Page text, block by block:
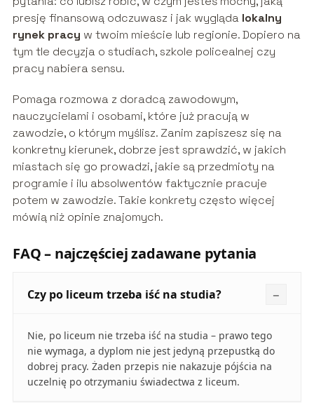
presję finansową odczuwasz i jak wygląda lokalny
rynek pracy w twoim mieście lub regionie. Dopiero na
tym tle decyzja o studiach, szkole policealnej czy
pracy nabiera sensu.
Pomaga rozmowa z doradcą zawodowym,
nauczycielami i osobami, które już pracują w
zawodzie, o którym myślisz. Zanim zapiszesz się na
konkretny kierunek, dobrze jest sprawdzić, w jakich
miastach się go prowadzi, jakie są przedmioty na
programie i ilu absolwentów faktycznie pracuje
potem w zawodzie. Takie konkrety często więcej
mówią niż opinie znajomych.
FAQ – najczęściej zadawane pytania
Czy po liceum trzeba iść na studia?
Nie, po liceum nie trzeba iść na studia – prawo tego
nie wymaga, a dyplom nie jest jedyną przepustką do
dobrej pracy. Żaden przepis nie nakazuje pójścia na
uczelnię po otrzymaniu świadectwa z liceum.